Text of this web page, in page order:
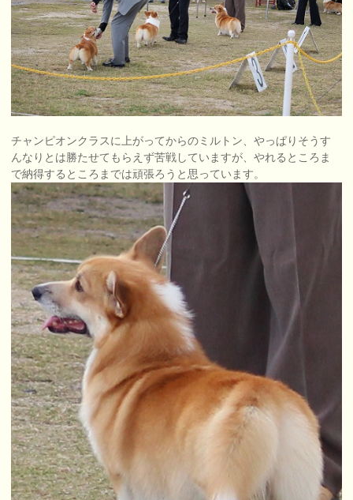
チャンピオンクラスに上がってからのミルトン、やっぱりそうす
んなりとは勝たせてもらえず苦戦していますが、やれるところま
で納得するところまでは頑張ろうと思っています。